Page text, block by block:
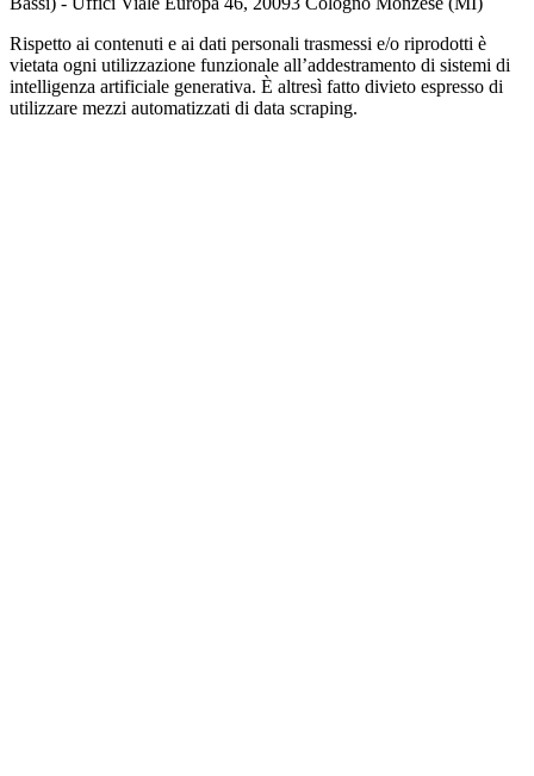
Rispetto ai contenuti e ai dati personali trasmessi e/o riprodotti è
vietata ogni utilizzazione funzionale all’addestramento di sistemi di
intelligenza artificiale generativa. È altresì fatto divieto espresso di
utilizzare mezzi automatizzati di data scraping.